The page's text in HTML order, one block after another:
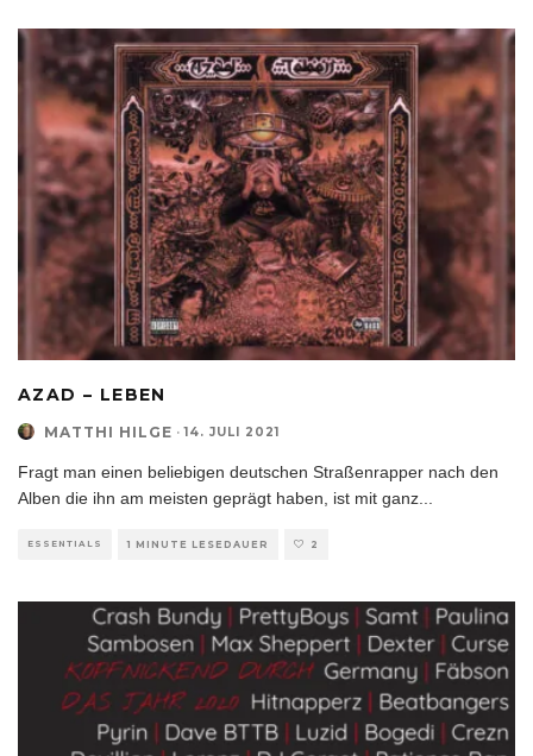
AZAD – LEBEN
MATTHI HILGE · 14. JULI 2021
Fragt man einen beliebigen deutschen Straßenrapper nach den
Alben die ihn am meisten geprägt haben, ist mit ganz
ESSENTIALS 1 MINUTE LESEDAUER 2